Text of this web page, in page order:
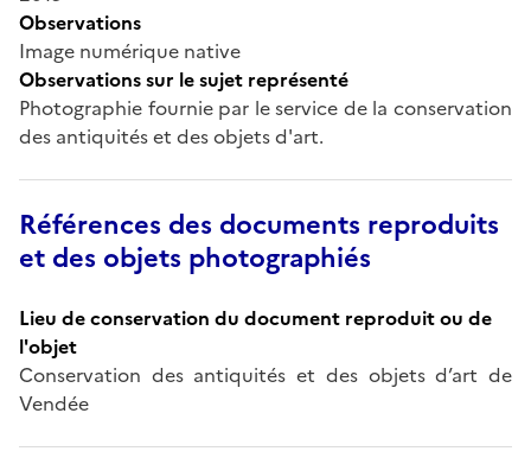
Observations
Image numérique native
Observations sur le sujet représenté
Photographie fournie par le service de la conservation
des antiquités et des objets d'art.
Références des documents reproduits
et des objets photographiés
Lieu de conservation du document reproduit ou de
l'objet
Conservation des antiquités et des objets d’art de
Vendée